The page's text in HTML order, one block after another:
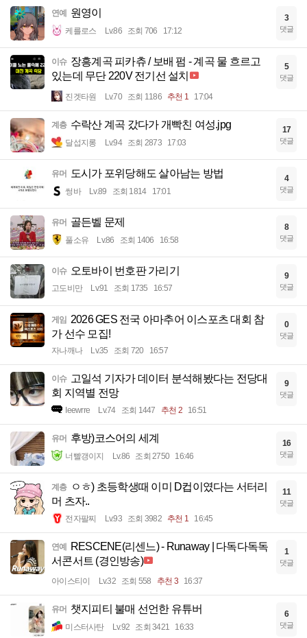
연예 원영이
케를로스 Lv.86 조회 706 17:12
3
댓글
이슈 장흥계곡 피카츄 / 보배 펌 - 계곡 물 흐르고
있는데 무단 220V 전기선 설치
진겟타원 Lv.70 조회 1186 추천 1 17:04
5
댓글
계층 수락산 계곡 갔다가 개빡친 여성.jpg
달섭지롱 Lv.94 조회 2873 17:03
17
댓글
유머 도시가 포위당해도 살아남는 방법
썽바 Lv.89 조회 1814 17:01
4
댓글
유머 골든벨 문제
풀소유 Lv.86 조회 1406 16:58
8
댓글
이슈 오토바이 번호판 가리기
고도비만 Lv.91 조회 1735 16:57
9
댓글
게임
2026 GES 전국 아마추어 이스포츠 대회 참
가 선수 모집!
자나깨나 Lv.35 조회 720 16:57
0
댓글
이슈 고일석 기자가 데이터 분석해봤다는 전당대
회 지역별 전망
Ieewrre Lv.74 조회 1447 추천 2 16:51
9
댓글
유머 후방)코스어의 세계
너빨갱이지 Lv.86 조회 2750 16:46
16
댓글
계층
ㅇㅎ) 초등학생때 이미 D컵이였다는 서터리
머 츠자..
전자팔찌 Lv.93 조회 3982 추천 1 16:45
11
댓글
연예
RESCENE(리센느) - Runaway | 다독다독독
서콘서트 (경인방송)
아이스티이 Lv.32 조회 558 추천 3 16:37
1
댓글
유머 챗지피티 불매 선언한 유튜버
미스터사탄 Lv.92 조회 3421 16:33
6
댓글